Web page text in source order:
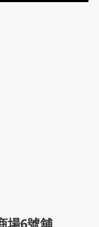
場6號舖